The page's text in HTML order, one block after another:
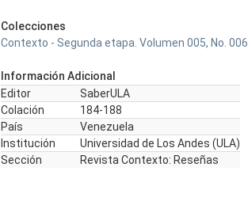
Colecciones
Contexto - Segunda etapa. Volumen 005, No. 006
Información Adicional
Editor
SaberULA
Colación
184-188
País
Venezuela
Institución
Universidad de Los Andes (ULA)
Sección
Revista Contexto: Reseñas